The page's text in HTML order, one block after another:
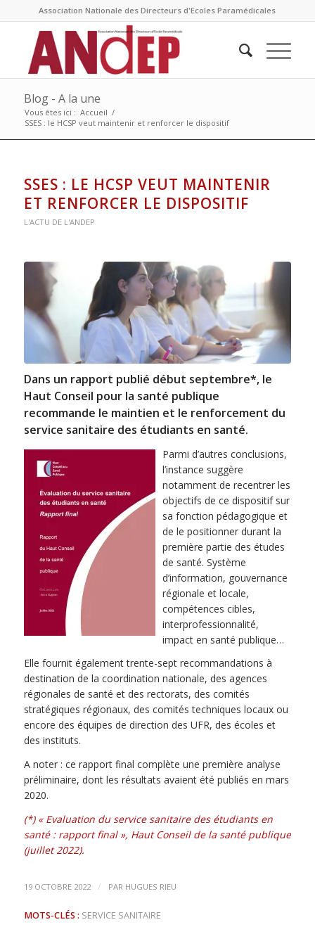
Association Nationale des Directeurs d'Ecoles Paramédicales
Blog - A la une
Vous êtes ici : Accueil /
SSES : le HCSP veut maintenir et renforcer le dispositif
SSES : LE HCSP VEUT MAINTENIR
ET RENFORCER LE DISPOSITIF
L'ACTU DE L'ANDEP
Dans un rapport publié début septembre*, le
Haut Conseil pour la santé publique
recommande le maintien et le renforcement du
service sanitaire des étudiants en santé.
Parmi d’autres conclusions,
l’instance suggère
notamment de recentrer les
objectifs de ce dispositif sur
sa fonction pédagogique et
de le positionner durant la
première partie des études
de santé. Système
d’information, gouvernance
régionale et locale,
compétences cibles,
interprofessionnalité,
impact en santé publique…
Elle fournit également trente-sept recommandations à
destination de la coordination nationale, des agences
régionales de santé et des rectorats, des comités
stratégiques régionaux, des comités techniques locaux ou
encore des équipes de direction des UFR, des écoles et
des instituts.
A noter : ce rapport final complète une première analyse
préliminaire, dont les résultats avaient été publiés en mars
2020.
(*) « Evaluation du service sanitaire des étudiants en
santé : rapport final », Haut Conseil de la santé publique
(juillet 2022).
19 OCTOBRE 2022 / PAR HUGUES RIEU
MOTS-CLÉS : SERVICE SANITAIRE